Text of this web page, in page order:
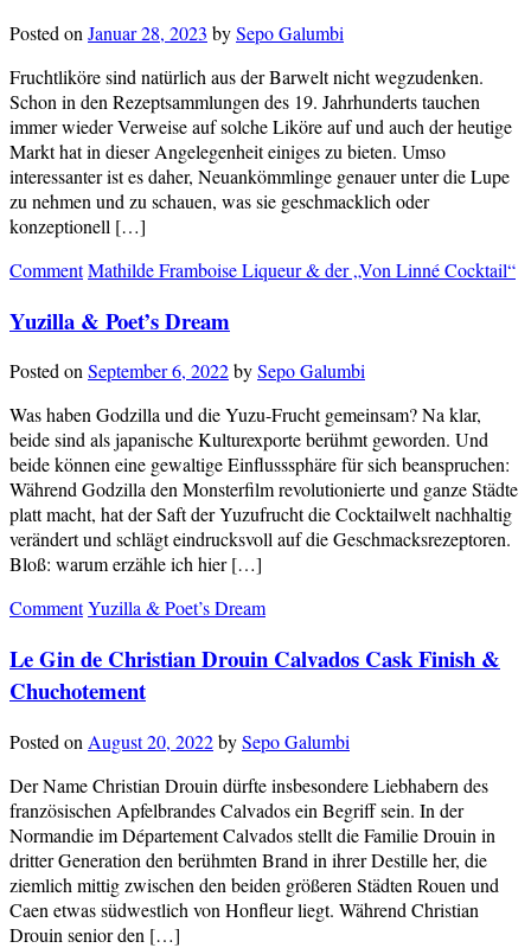
Posted on Januar 28, 2023 bySepo Galumbi
Fruchtliköre sind natürlich aus der Barwelt nicht wegzudenken.
Schon in den Rezeptsammlungen des 19. Jahrhunderts tauchen
immer wieder Verweise auf solche Liköre auf und auch der heutige
Markt hat in dieser Angelegenheit einiges zu bieten. Umso
interessanter ist es daher, Neuankömmlinge genauer unter die Lupe
zu nehmen und zu schauen, was sie geschmacklich oder
konzeptionell […]
CommentMathilde Framboise Liqueur & der „Von Linné Cocktail“
Yuzilla & Poet’s Dream
Posted onSeptember 6, 2022bySepo Galumbi
Was haben Godzilla und die Yuzu-Frucht gemeinsam? Na klar,
beide sind als japanische Kulturexporte berühmt geworden. Und
beide können eine gewaltige Einflusssphäre für sich beanspruchen:
Während Godzilla den Monsterfilm revolutionierte und ganze Städte
platt macht, hat der Saft der Yuzufrucht die Cocktailwelt nachhaltig
verändert und schlägt eindrucksvoll auf die Geschmacksrezeptoren.
Bloß: warum erzähle ich hier […]
CommentYuzilla & Poet’s Dream
Le Gin de Christian Drouin Calvados Cask Finish &
Chuchotement
Posted on August 20, 2022bySepo Galumbi
Der Name Christian Drouin dürfte insbesondere Liebhabern des
französischen Apfelbrandes Calvados ein Begriff sein. In der
Normandie im Département Calvados stellt die Familie Drouin in
dritter Generation den berühmten Brand in ihrer Destille her, die
ziemlich mittig zwischen den beiden größeren Städten Rouen und
Caen etwas südwestlich von Honfleur liegt. Während Christian
Drouin senior den […]